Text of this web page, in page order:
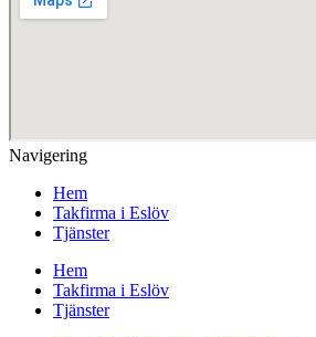
Navigering
Hem
Takfirma i Eslöv
Tjänster
Hem
Takfirma i Eslöv
Tjänster